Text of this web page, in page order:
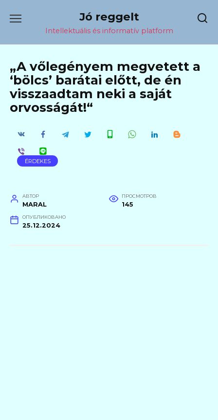
содержанию
Jó reggelt
Intellektuális és informatív platform
„A vőlegényem megvetett a
‘bölcs’ barátai előtt, de én
visszaadtam neki a saját
orvosságát!“
ÉRDEKES
АВТОР
MARAL
ПРОСМОТРОВ
145
ОПУБЛИКОВАНО
25.12.2024